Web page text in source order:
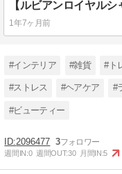
1年7ヶ月前
#インテリア #雑貨 #ト
#ストレス #ヘアケア #
#ビューティー
2096477 3
週間IN:0 週間OUT:30 月間IN:5